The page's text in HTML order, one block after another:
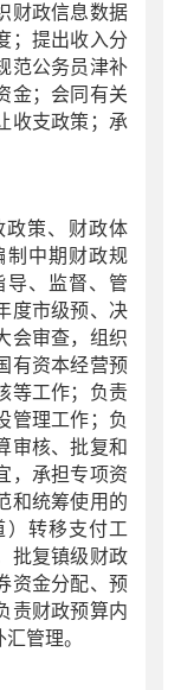
财政信息数据
；提出收入分
范公务员津补
金；会同有关
收支政策；承
政策、财政体
制中期财政规
导、监督、管
度市级预、决
会审查，组织
有资本经营预
等工作；负责
管理工作；负
审核、批复和
，承担专项资
和统筹使用的
）转移支付工
批复镇级财政
资金分配、预
责财政预算内
管理。